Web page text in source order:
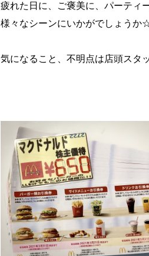
疲れた日に、ご褒美に、パーティ
様々なシーンにいかがでしょうか
気になること、不明点は店頭スタ